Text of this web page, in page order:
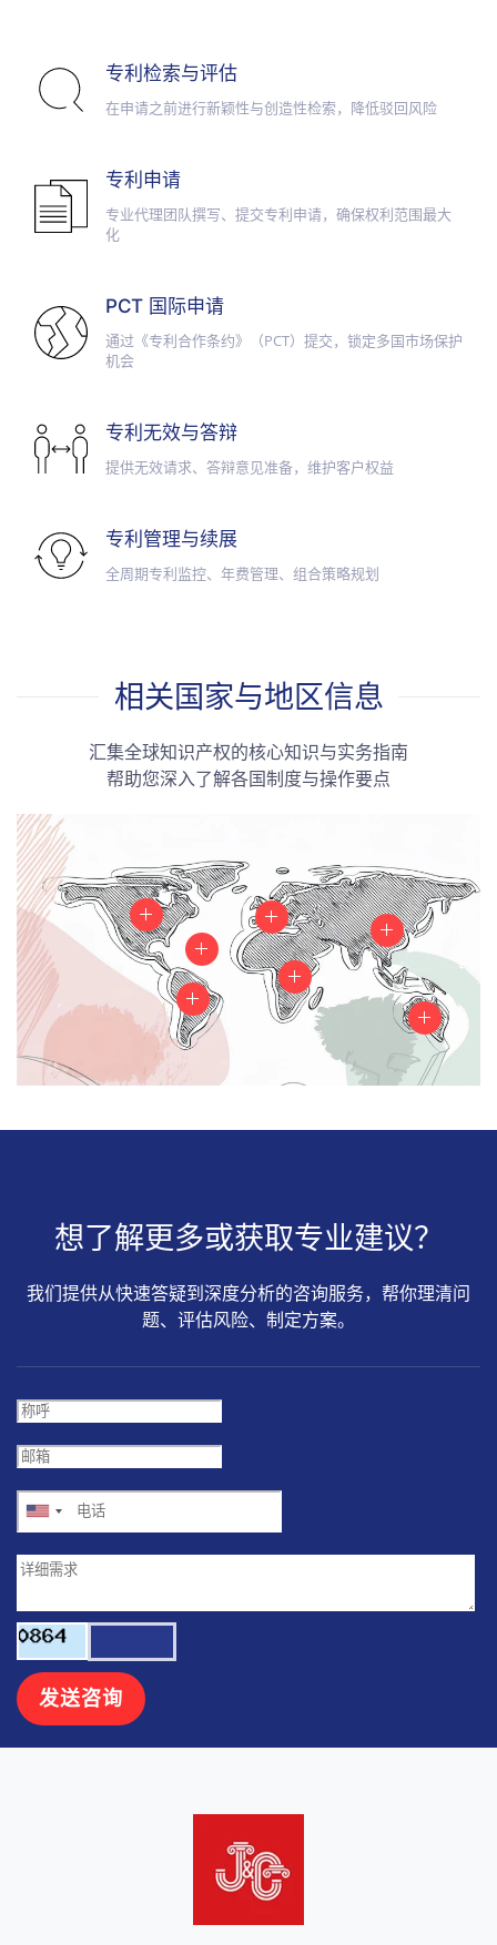
专利检索与评估
在申请之前进行新颖性与创造性检索，降低驳回风险
专利申请
专业代理团队撰写、提交专利申请，确保权利范围最大
化
PCT 国际申请
通过《专利合作条约》（PCT）提交，锁定多国市场保护
机会
专利无效与答辩
提供无效请求、答辩意见准备，维护客户权益
专利管理与续展
全周期专利监控、年费管理、组合策略规划
相关国家与地区信息
汇集全球知识产权的核心知识与实务指南
帮助您深入了解各国制度与操作要点
想了解更多或获取专业建议？
我们提供从快速答疑到深度分析的咨询服务，帮你理清问
题、评估风险、制定方案。
United
+1
发送咨询